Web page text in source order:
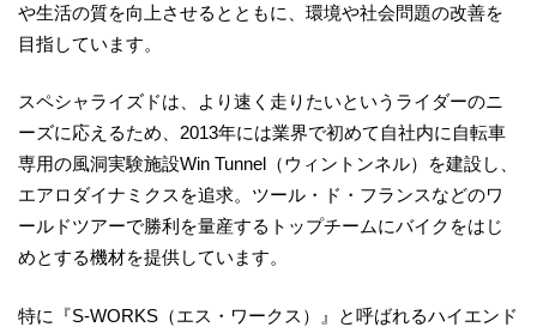
や生活の質を向上させるとともに、環境や社会問題の改善を
目指しています。
スペシャライズドは、より速く走りたいというライダーのニ
ーズに応えるため、2013年には業界で初めて自社内に自転車
専用の風洞実験施設Win Tunnel（ウィントンネル）を建設し、
エアロダイナミクスを追求。ツール・ド・フランスなどのワ
ールドツアーで勝利を量産するトップチームにバイクをはじ
めとする機材を提供しています。
特に『S-WORKS（エス・ワークス）』と呼ばれるハイエンド